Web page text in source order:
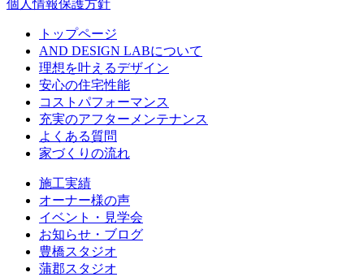
個人情報保護方針
トップページ
AND DESIGN LABについて
理想を叶えるデザイン
安心の住宅性能
コストパフォーマンス
充実のアフターメンテナンス
よくある質問
家づくりの流れ
施工実績
オーナー様の声
イベント・見学会
お知らせ・ブログ
豊橋スタジオ
蒲郡スタジオ